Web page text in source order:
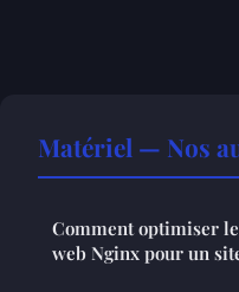
Matériel — Nos
Comment optimiser
web Nginx pour un